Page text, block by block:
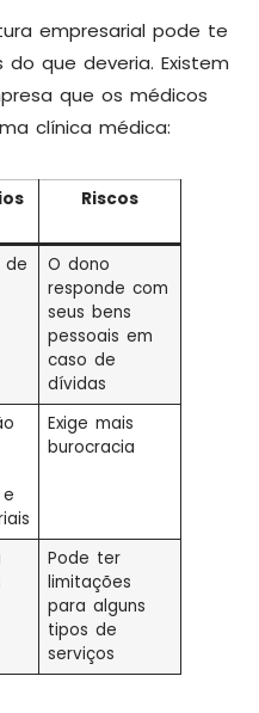
empresarial pode te
que deveria. Existem
que os médicos
clínica médica:
Riscos
de
O dono
responde com
seus bens
pessoais em
caso de
dívidas
Exige mais
burocracia
Pode ter
limitações
para alguns
tipos de
serviços